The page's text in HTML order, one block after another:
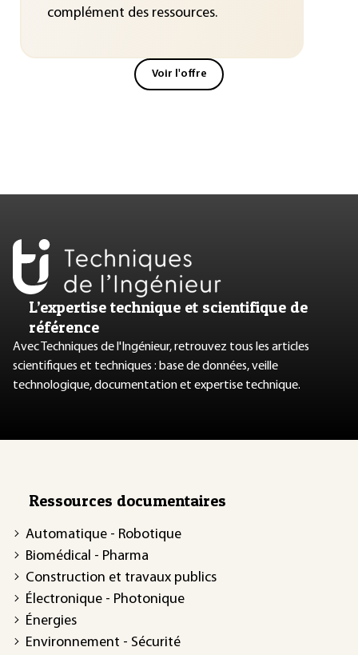
complément des ressources.
Voir l'offre
L’expertise technique et scientifique de
référence
Avec Techniques de l'Ingénieur, retrouvez tous les articles
scientifiques et techniques : base de données, veille
technologique, documentation et expertise technique.
Ressources documentaires
Automatique - Robotique
Biomédical - Pharma
Construction et travaux publics
Électronique - Photonique
Énergies
Environnement - Sécurité